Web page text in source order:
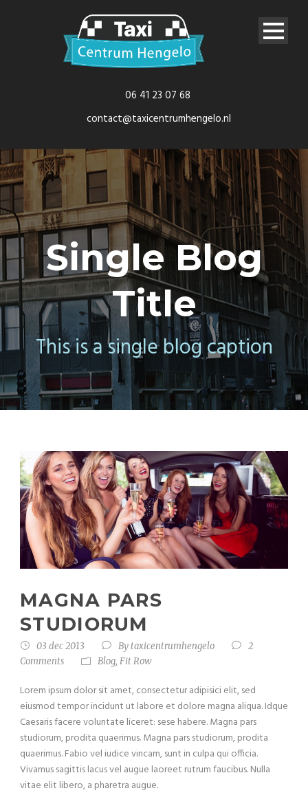
06 41 23 07 68
contact@taxicentrumhengelo.nl
Single Blog
Title
This is a single blog caption
MAGNA PARS
STUDIORUM
03 dec 2013 Bytaxicentrumhengelo
2
Comments
Blog, Fit Row
Lorem ipsum dolor sit amet, consectetur adipisici elit, sed
eiusmod tempor incidunt ut labore et dolore magna aliqua. Idque
Caesaris facere voluntate liceret: sese habere. Magna pars
studiorum, prodita quaerimus. Magna pars studiorum, prodita
quaerimus. Fabio vel iudice vincam, sunt in culpa qui officia.
Vivamus sagittis lacus vel augue laoreet rutrum faucibus. Nulla
vitae elit libero, a pharetra augue.